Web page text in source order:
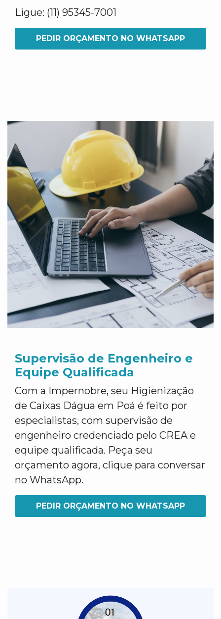
Ligue: (11) 95345-7001
PEDIR ORÇAMENTO NO WHATSAPP
Supervisão de Engenheiro e
Equipe Qualificada
Com a Impernobre, seu Higienização
de Caixas Dágua em Poá é feito por
especialistas, com supervisão de
engenheiro credenciado pelo CREA e
equipe qualificada. Peça seu
orçamento agora, clique para conversar
no WhatsApp.
PEDIR ORÇAMENTO NO WHATSAPP